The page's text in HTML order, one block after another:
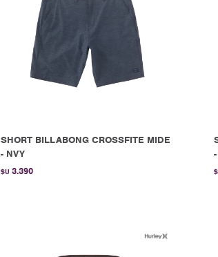
SHORT BILLABONG CROSSFITE MIDE
- NVY
$U 3.390